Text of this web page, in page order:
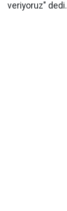
veriyoruz" dedi.